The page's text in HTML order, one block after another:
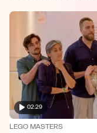
02:29
LEGO MASTERS